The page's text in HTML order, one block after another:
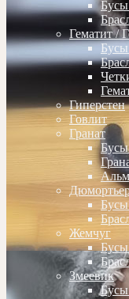
Гематит /
Гиперстен
Говлит
Гранат
Бусы
Жемчуг
Змеевик